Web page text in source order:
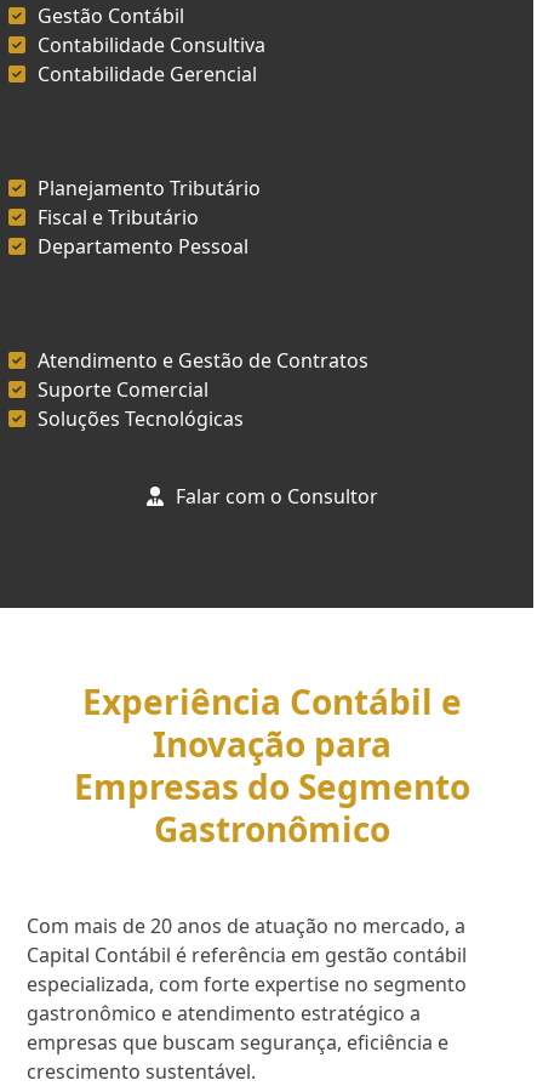
Gestão Contábil
Contabilidade Consultiva
Contabilidade Gerencial
Planejamento Tributário
Fiscal e Tributário
Departamento Pessoal
Atendimento e Gestão de Contratos
Suporte Comercial
Soluções Tecnológicas
Falar com o Consultor
Experiência Contábil e
Inovação para
Empresas do Segmento
Gastronômico
Com mais de 20 anos de atuação no mercado, a
Capital Contábil é referência em gestão contábil
especializada, com forte expertise no segmento
gastronômico e atendimento estratégico a
empresas que buscam segurança, eficiência e
crescimento sustentável.